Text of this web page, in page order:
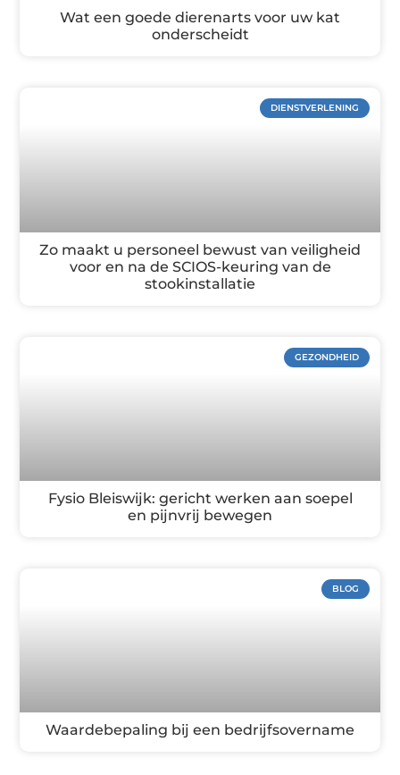
Wat een goede dierenarts voor uw kat
onderscheidt
DIENSTVERLENING
Zo maakt u personeel bewust van veiligheid
voor en na de SCIOS-keuring van de
stookinstallatie
GEZONDHEID
Fysio Bleiswijk: gericht werken aan soepel
en pijnvrij bewegen
BLOG
Waardebepaling bij een bedrijfsovername